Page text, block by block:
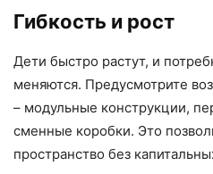
Гибкость и рост
Дети быстро растут, и
меняются. Предусмотрите
– модульные конструкции,
сменные коробки. Это
пространство без